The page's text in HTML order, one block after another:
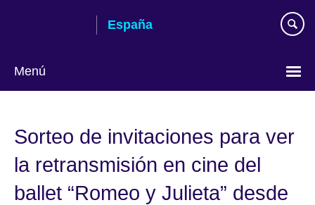
España
Menú
Sorteo de invitaciones para ver
la retransmisión en cine del
ballet “Romeo y Julieta” desde